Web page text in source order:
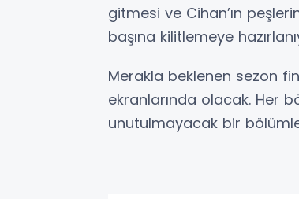
gitmesi ve Cihan’ın
başına kilitlemeye
Merakla beklenen sezon
ekranlarında olacak. Her
unutulmayacak bir